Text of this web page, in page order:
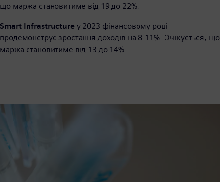
що маржа становитиме від 19 до 22%.
Smart Infrastructure у 2023 фінансовому році
продемонструє зростання доходів на 8-11%. Очікується, що
маржа становитиме від 13 до 14%.